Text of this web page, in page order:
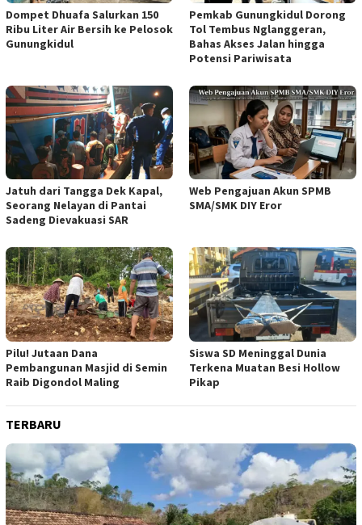
Dompet Dhuafa Salurkan 150
Ribu Liter Air Bersih ke Pelosok
Gunungkidul
Pemkab Gunungkidul Dorong
Tol Tembus Nglanggeran,
Bahas Akses Jalan hingga
Potensi Pariwisata
Jatuh dari Tangga Dek Kapal,
Seorang Nelayan di Pantai
Sadeng Dievakuasi SAR
Web Pengajuan Akun SPMB
SMA/SMK DIY Eror
Pilu! Jutaan Dana
Pembangunan Masjid di Semin
Raib Digondol Maling
Siswa SD Meninggal Dunia
Terkena Muatan Besi Hollow
Pikap
TERBARU